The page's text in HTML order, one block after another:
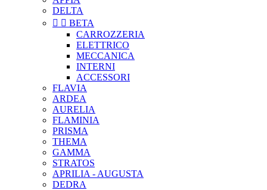
DELTA
  BETA
CARROZZERIA
ELETTRICO
MECCANICA
INTERNI
ACCESSORI
FLAVIA
ARDEA
AURELIA
FLAMINIA
PRISMA
THEMA
GAMMA
STRATOS
APRILIA - AUGUSTA
DEDRA